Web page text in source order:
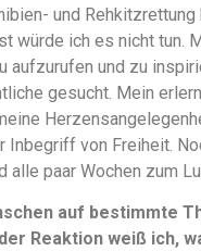
und
würde ich es nicht
aufzurufen und zu
gesucht. Mein
von Freiheit.
alle paar Wochen zum
auf bestimmte
Reaktion weiß ich,